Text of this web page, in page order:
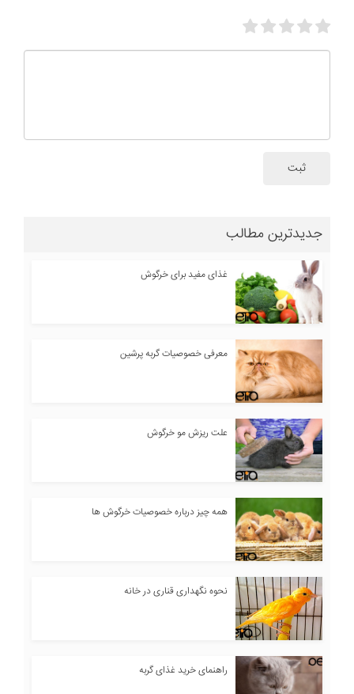
ثبت
جدیدترین مطالب
غذای مفید برای خرگوش
معرفی خصوصیات گربه پرشین
علت ریزش مو خرگوش
همه چیز درباره خصوصیات خرگوش ها
نحوه نگهداری قناری در خانه
راهنمای خرید غذای گربه